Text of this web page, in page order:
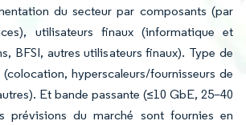
du secteur par composants (par
utilisateurs finaux (informatique et
BFSI, autres utilisateurs finaux). Type de
hyperscaleurs/fournisseurs de
Et bande passante (≤10 GbE, 25–40
prévisions du marché sont fournies en